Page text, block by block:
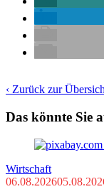
‹ Zurück zur
Das könnte Sie
Wirtschaft
06.08.2026